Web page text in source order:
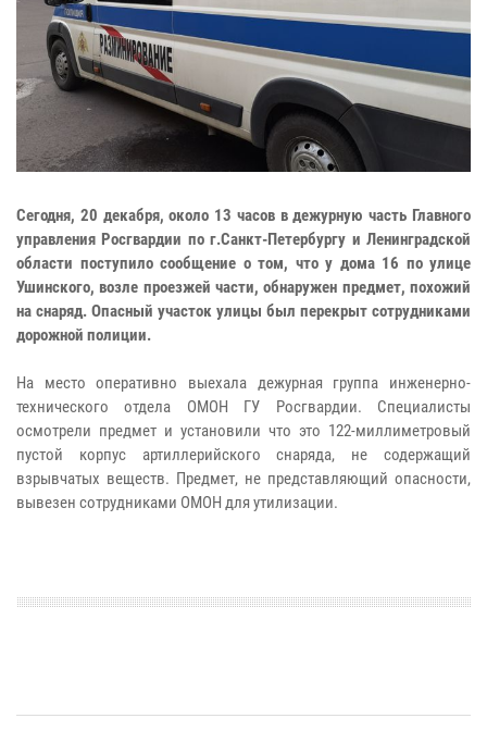
Сегодня, 20 декабря, около 13 часов в дежурную часть Главного
управления Росгвардии по г.Санкт-Петербургу и Ленинградской
области поступило сообщение о том, что у дома 16 по улице
Ушинского, возле проезжей части, обнаружен предмет, похожий
на снаряд. Опасный участок улицы был перекрыт сотрудниками
дорожной полиции.
На место оперативно выехала дежурная группа инженерно-
технического отдела ОМОН ГУ Росгвардии. Специалисты
осмотрели предмет и установили что это 122-миллиметровый
пустой корпус артиллерийского снаряда, не содержащий
взрывчатых веществ. Предмет, не представляющий опасности,
вывезен сотрудниками ОМОН для утилизации.